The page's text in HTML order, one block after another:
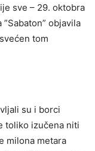
sve – 29. oktobra
objavila
tom
su i borci
toliko izučena niti
milona metara